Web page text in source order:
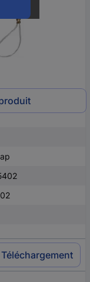
Téléchargement